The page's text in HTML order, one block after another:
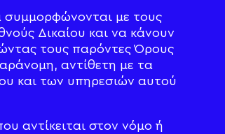
συμμορφώνονται με τους
Δικαίου και να κάνουν
τους παρόντες Όρους
αντίθετη με τα
και των υπηρεσιών αυτού
αντίκειται στον νόμο ή